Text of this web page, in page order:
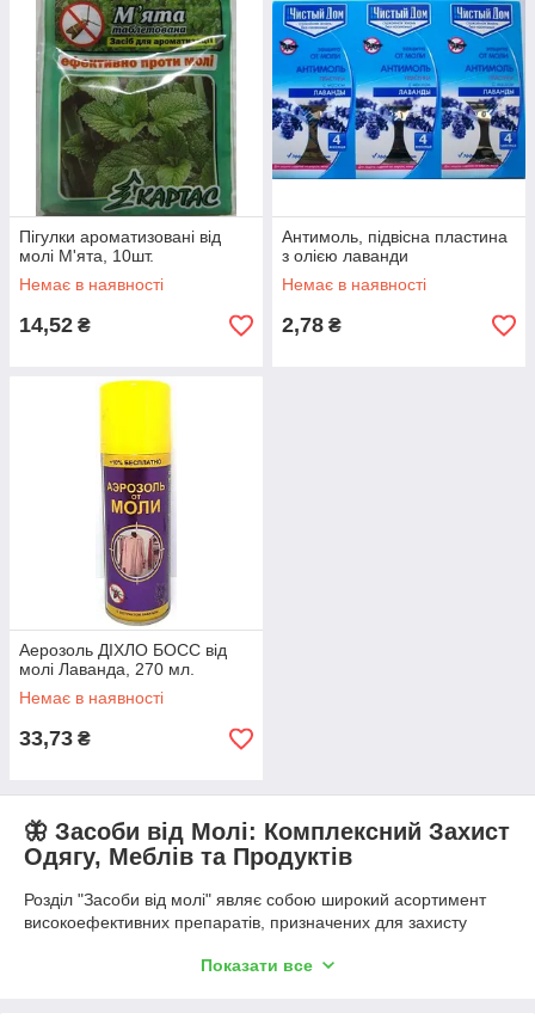
Пігулки ароматизовані від
молі М'ята, 10шт.
Немає в наявності
14,52 ₴
Антимоль, підвісна пластина
з олією лаванди
Немає в наявності
2,78 ₴
Аерозоль ДІХЛО БОСС від
молі Лаванда, 270 мл.
Немає в наявності
33,73 ₴
🦋 Засоби від Молі: Комплексний Захист
Одягу, Меблів та Продуктів
Розділ "Засоби від молі" являє собою широкий асортимент
високоефективних препаратів, призначених для захисту
впливу цього шкідника. Моль — це не лише проблема для
Показати все